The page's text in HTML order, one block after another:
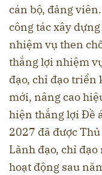
cán bộ, đảng
công tác xây
nhiệm vụ then
thắng lợi nhiệm
đạo, chỉ đạo triển
mới, nâng cao
hiện thắng lợi Đề
2027 đã được
Lãnh đạo, chỉ
hoạt động sau